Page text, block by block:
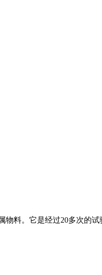
物料。它是经过20多次的试